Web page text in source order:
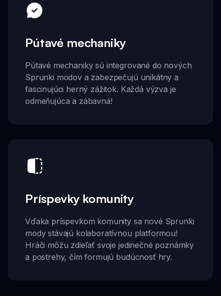
Pútavé mechaniky
Pútavé mechaniky sú integrované do nových
Sprunki modov a zabezpečujú unikátny a
fascinujúci herný zážitok. Každá výzva je
odmeňujúca a zábavná!
Príspevky komunity
Vďaka príspevkom komunity sa nové Sprunki
mody stávajú kolaboratívnou platformou!
Hráči môžu zdieľať svoje jedinečné poznámky
a postrehy, čím formujú budúcnosť hry.